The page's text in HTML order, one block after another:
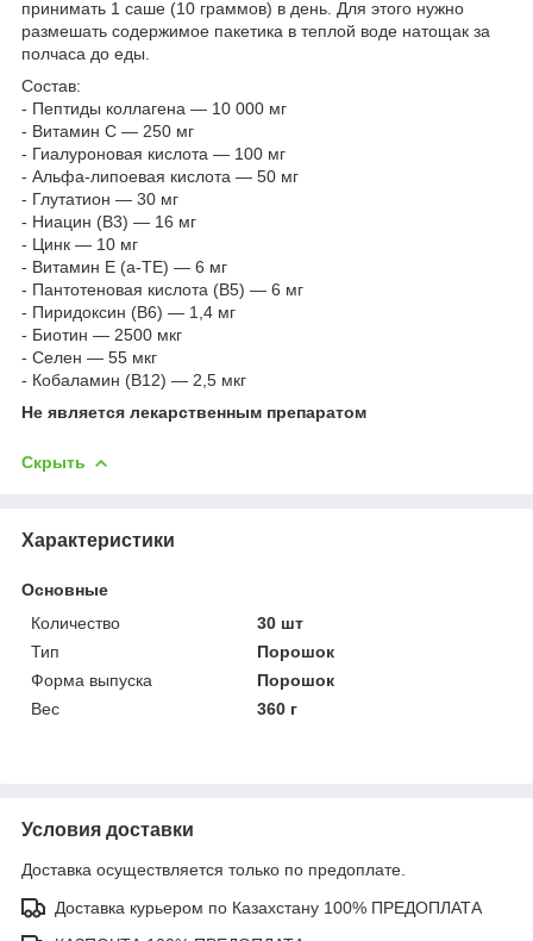
принимать 1 саше (10 граммов) в день. Для этого нужно
размешать содержимое пакетика в теплой воде натощак за
полчаса до еды.
Состав:
- Пептиды коллагена — 10 000 мг
- Витамин С — 250 мг
- Гиалуроновая кислота — 100 мг
- Альфа-липоевая кислота — 50 мг
- Глутатион — 30 мг
- Ниацин (B3) — 16 мг
- Цинк — 10 мг
- Витамин Е (а-ТЕ) — 6 мг
- Пантотеновая кислота (B5) — 6 мг
- Пиридоксин (B6) — 1,4 мг
- Биотин — 2500 мкг
- Селен — 55 мкг
- Кобаламин (B12) — 2,5 мкг
Не является лекарственным препаратом
Скрыть
Характеристики
Основные
Количество
30 шт
Тип
Порошок
Форма выпуска
Порошок
Вес
360 г
Условия доставки
Доставка осуществляется только по предоплате.
Доставка курьером по Казахстану 100% ПРЕДОПЛАТА